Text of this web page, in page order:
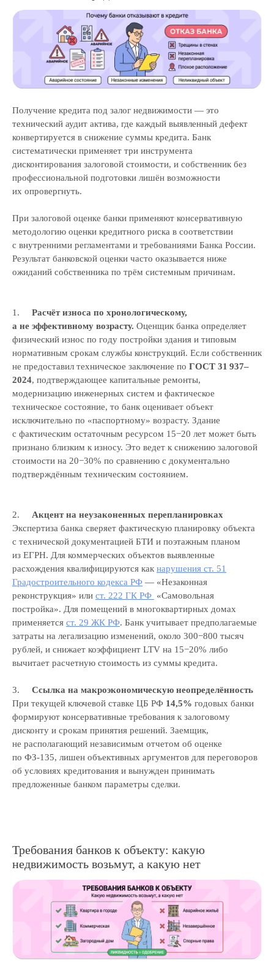
Получение кредита под залог недвижимости — это
технический аудит актива, где каждый выявленный дефект
конвертируется в снижение суммы кредита. Банк
систематически применяет три инструмента
дисконтирования залоговой стоимости, и собственник без
профессиональной подготовки лишён возможности
их опровергнуть.
При залоговой оценке банки применяют консервативную
методологию оценки кредитного риска в соответствии
с внутренними регламентами и требованиями Банка России.
Результат банковской оценки часто оказывается ниже
ожиданий собственника по трём системным причинам.
1. Расчёт износа по хронологическому,
а не эффективному возрасту. Оценщик банка определяет
физический износ по году постройки здания и типовым
нормативным срокам службы конструкций. Если собственник
не предоставил техническое заключение по ГОСТ 31 937–
2024, подтверждающее капитальные ремонты,
модернизацию инженерных систем и фактическое
техническое состояние, то банк оценивает объект
исключительно по «паспортному» возрасту. Здание
с фактическим остаточным ресурсом 15−20 лет может быть
признано близким к износу. Это ведет к снижению залоговой
стоимости на 20−30% по сравнению с документально
подтверждённым техническим состоянием.
2. Акцент на неузаконенных перепланировках
Экспертиза банка сверяет фактическую планировку объекта
с технической документацией БТИ и поэтажным планом
из ЕГРН. Для коммерческих объектов выявленные
расхождения квалифицируются как нарушения ст. 51
Градостроительного кодекса РФ — «Незаконная
реконструкция» или ст. 222 ГК РФ «Самовольная
постройка». Для помещений в многоквартирных домах
применяется ст. 29 ЖК РФ. Банк учитывает предполагаемые
затраты на легализацию изменений, около 300−800 тысяч
рублей, и снижает коэффициент LTV на 15−20% либо
вычитает расчетную стоимость из суммы кредита.
3. Ссылка на макроэкономическую неопределённость
При текущей ключевой ставке ЦБ РФ 14,5% годовых банки
формируют консервативные требования к залоговому
дисконту и срокам принятия решений. Заемщик,
не располагающий независимым отчетом об оценке
по ФЗ-135, лишен объективных аргументов для переговоров
об условиях кредитования и вынужден принимать
предложенные банком параметры сделки.
Требования банков к объекту: какую
недвижимость возьмут, а какую нет